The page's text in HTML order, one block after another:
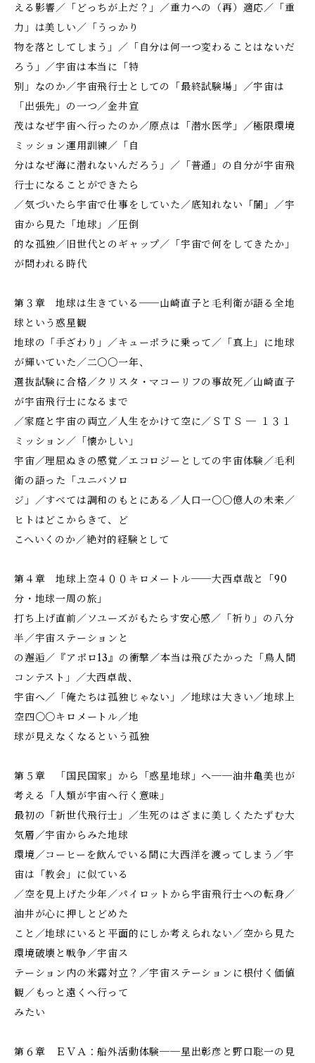
える影響／「どっちが上だ？」／重力への（再）適応／「重
力」は美しい／「うっかり
物を落としてしまう」／「自分は何一つ変わることはないだ
ろう」／宇宙は本当に「特
別」なのか／宇宙飛行士としての「最終試験場」／宇宙は
「出張先」の一つ／金井宣
茂はなぜ宇宙へ行ったのか／原点は「潜水医学」／極限環境
ミッション運用訓練／「自
分はなぜ海に潜れないんだろう」／「普通」の自分が宇宙飛
行士になることができたら
／気づいたら宇宙で仕事をしていた／底知れない「闇」／宇
宙から見た「地球」／圧倒
的な孤独／旧世代とのギャップ／「宇宙で何をしてきたか」
が問われる時代
第３章 地球は生きている──山崎直子と毛利衛が語る全地
球という惑星観
地球の「手ざわり」／キューポラに乗って／「真上」に地球
が輝いていた／二〇〇一年、
選抜試験に合格／クリスタ・マコーリフの事故死／山崎直子
が宇宙飛行士になるまで
／家庭と宇宙の両立／人生をかけて空に／ＳＴＳ ─ １３１
ミッション／「懐かしい」
宇宙／理屈ぬきの感覚／エコロジーとしての宇宙体験／毛利
衛の語った「ユニバソロ
ジ」／すべては調和のもとにある／人口一〇〇億人の未来／
ヒトはどこからきて、ど
こへいくのか／絶対的経験として
第４章 地球上空４００キロメートル──大西卓哉と「90
分・地球一周の旅」
打ち上げ直前／ソユーズがもたらす安心感／「祈り」の八分
半／宇宙ステーションと
の邂逅／『アポロ13』の衝撃／本当は飛びたかった「鳥人間
コンテスト」／大西卓哉、
宇宙へ／「俺たちは孤独じゃない」／地球は大きい／地球上
空四〇〇キロメートル／地
球が見えなくなるという孤独
第５章 「国民国家」から「惑星地球」へ──油井亀美也が
考える「人類が宇宙へ行く意味」
最初の「新世代飛行士」／生死のはざまに美しくたたずむ大
気層／宇宙からみた地球
環境／コーヒーを飲んでいる間に大西洋を渡ってしまう／宇
宙は「教会」に似ている
／空を見上げた少年／パイロットから宇宙飛行士への転身／
油井が心に押しとどめた
こと／地球にいると平面的にしか考えられない／空から見た
環境破壊と戦争／宇宙ス
テーション内の米露対立？／宇宙ステーションに根付く価値
観／もっと遠くへ行って
みたい
第６章 ＥＶＡ：船外活動体験──星出彰彦と野口聡一の見